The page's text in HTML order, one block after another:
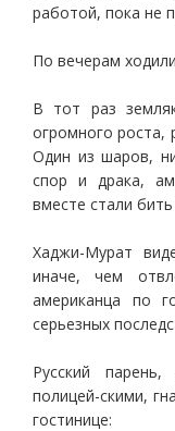
работой, пока не
По вечерам
В тот раз
огромного роста,
Один из шаров,
спор и драка,
вместе стали
Хаджи-Мурат
иначе, чем
американца по
серьезных
Русский
полицей-скими,
гостинице: